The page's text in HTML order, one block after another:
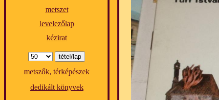
metszet
levelezőlap
kézirat
metszők, térképészek
dedikált könyvek